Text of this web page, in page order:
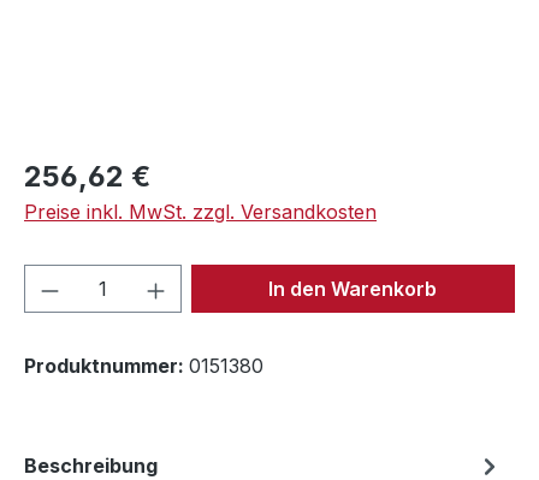
Regulärer Preis:
256,62 €
Preise inkl. MwSt. zzgl. Versandkosten
Produkt Anzahl: Gib denIn den Warenkorb
Produktnummer: 0151380
Beschreibung